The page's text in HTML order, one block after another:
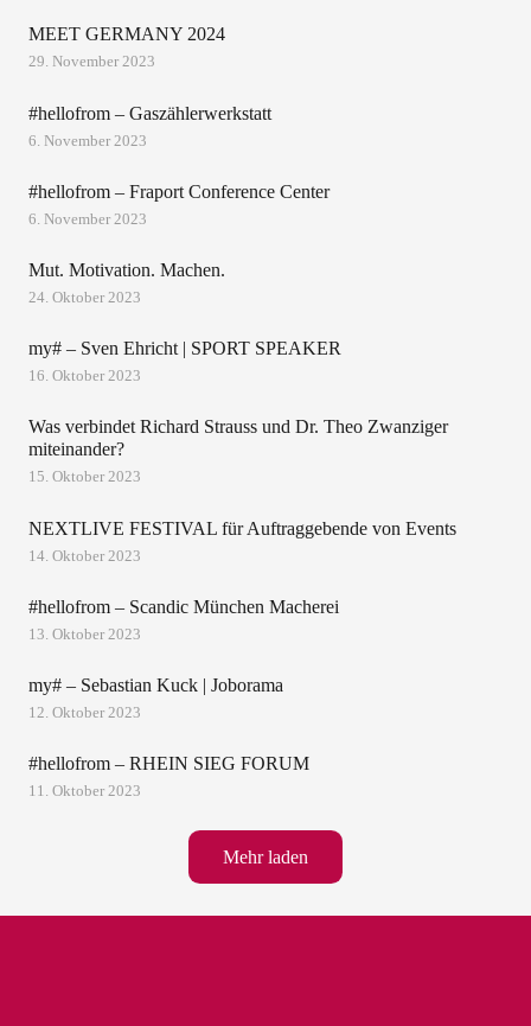
MEET GERMANY 2024
29. November 2023
#hellofrom – Gaszählerwerkstatt
6. November 2023
#hellofrom – Fraport Conference Center
6. November 2023
Mut. Motivation. Machen.
24. Oktober 2023
my# – Sven Ehricht | SPORT SPEAKER
16. Oktober 2023
Was verbindet Richard Strauss und Dr. Theo Zwanziger
miteinander?
15. Oktober 2023
NEXTLIVE FESTIVAL für Auftraggebende von Events
14. Oktober 2023
#hellofrom – Scandic München Macherei
13. Oktober 2023
my# – Sebastian Kuck | Joborama
12. Oktober 2023
#hellofrom – RHEIN SIEG FORUM
11. Oktober 2023
Mehr laden